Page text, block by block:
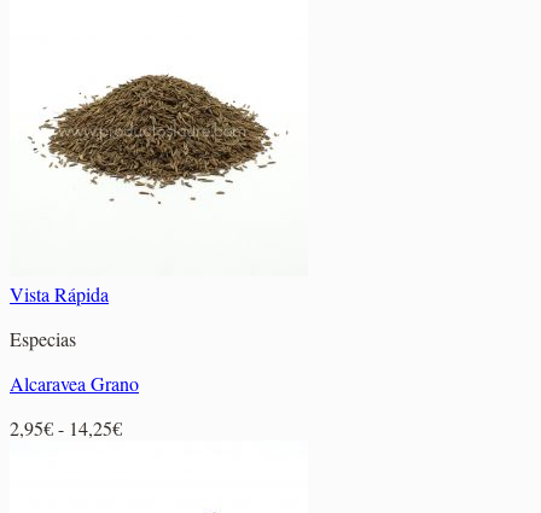
hasta
10,15€
Vista Rápida
Especias
Alcaravea Grano
2,95€- 14,25€Rango